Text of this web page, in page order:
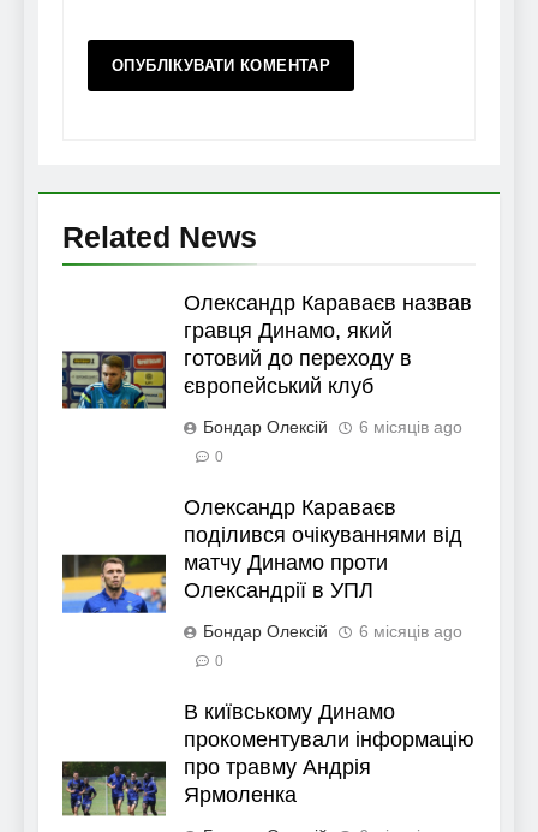
Related News
Олександр Караваєв назвав
гравця Динамо, який
готовий до переходу в
європейський клуб
Бондар Олексій 6 місяців ago
0
Олександр Караваєв
поділився очікуваннями від
матчу Динамо проти
Олександрії в УПЛ
Бондар Олексій 6 місяців ago
0
В київському Динамо
прокоментували інформацію
про травму Андрія
Ярмоленка